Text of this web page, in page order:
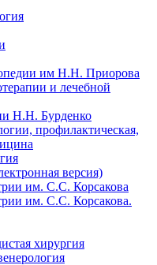
им Н.Н. Приорова
и лечебной
Н.Н. Бурденко
профилактическая,
версия)
им. С.С. Корсакова
им. С.С. Корсакова.
хирургия